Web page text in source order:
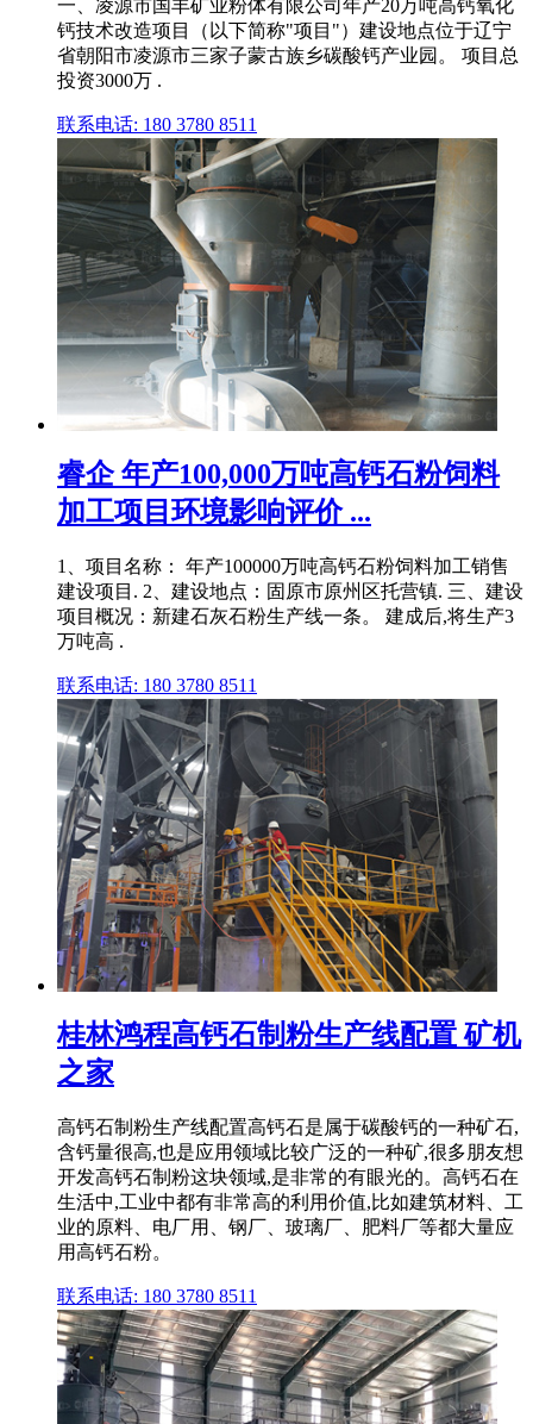
一、凌源市国丰矿业粉体有限公司年产20万吨高钙氧化
钙技术改造项目（以下简称"项目"）建设地点位于辽宁
省朝阳市凌源市三家子蒙古族乡碳酸钙产业园。 项目总
投资3000万 .
联系电话: 180 3780 8511
睿企 年产100,000万吨高钙石粉饲料
加工项目环境影响评价 ...
1、项目名称： 年产100000万吨高钙石粉饲料加工销售
建设项目. 2、建设地点：固原市原州区托营镇. 三、建设
项目概况：新建石灰石粉生产线一条。 建成后,将生产3
万吨高 .
联系电话: 180 3780 8511
桂林鸿程高钙石制粉生产线配置 矿机
之家
高钙石制粉生产线配置高钙石是属于碳酸钙的一种矿石,
含钙量很高,也是应用领域比较广泛的一种矿,很多朋友想
开发高钙石制粉这块领域,是非常的有眼光的。高钙石在
生活中,工业中都有非常高的利用价值,比如建筑材料、工
业的原料、电厂用、钢厂、玻璃厂、肥料厂等都大量应
用高钙石粉。
联系电话: 180 3780 8511